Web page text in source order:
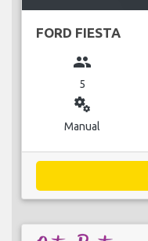
FORD FIESTA
group
5
miscellaneous_services
Manual